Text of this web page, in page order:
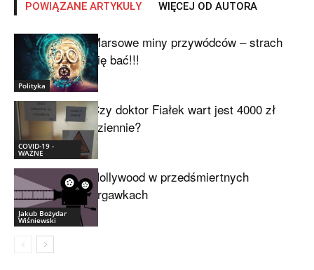
POWIĄZANE ARTYKUŁY WIĘCEJ OD AUTORA
Polityka
Marsowe miny przywódców – strach
się bać!!!
COVID-19 -
WAŻNE
Czy doktor Fiałek wart jest 4000 zł
dziennie?
Jakub Bożydar
Wiśniewski
Hollywood w przedśmiertnych
drgawkach